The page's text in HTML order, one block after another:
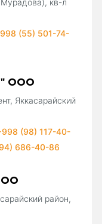
(55) 501-74-
ООО
Яккасарайский
(98) 117-40-
686-40-86
район,